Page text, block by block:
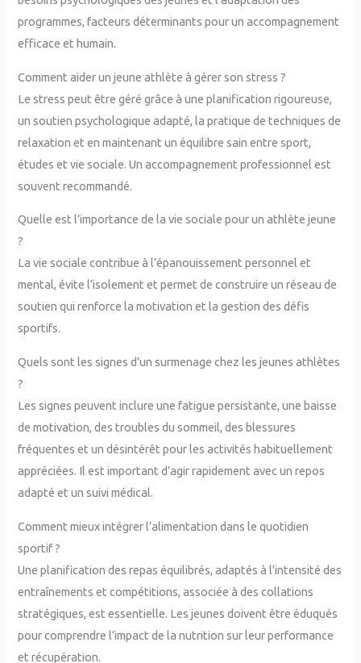
programmes, facteurs déterminants pour un accompagnement
efficace et humain.
Comment aider un jeune athlète à gérer son stress ?
Le stress peut être géré grâce à une planification rigoureuse,
un soutien psychologique adapté, la pratique de techniques de
relaxation et en maintenant un équilibre sain entre sport,
études et vie sociale. Un accompagnement professionnel est
souvent recommandé.
Quelle est l’importance de la vie sociale pour un athlète jeune
?
La vie sociale contribue à l’épanouissement personnel et
mental, évite l’isolement et permet de construire un réseau de
soutien qui renforce la motivation et la gestion des défis
sportifs.
Quels sont les signes d’un surmenage chez les jeunes athlètes
?
Les signes peuvent inclure une fatigue persistante, une baisse
de motivation, des troubles du sommeil, des blessures
fréquentes et un désintérêt pour les activités habituellement
appréciées. Il est important d’agir rapidement avec un repos
adapté et un suivi médical.
Comment mieux intégrer l’alimentation dans le quotidien
sportif ?
Une planification des repas équilibrés, adaptés à l’intensité des
entraînements et compétitions, associée à des collations
stratégiques, est essentielle. Les jeunes doivent être éduqués
pour comprendre l’impact de la nutrition sur leur performance
et récupération.